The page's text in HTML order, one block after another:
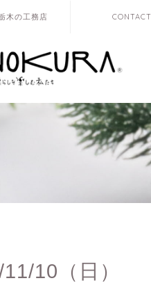
木の工務店 CONTACT
10（日）